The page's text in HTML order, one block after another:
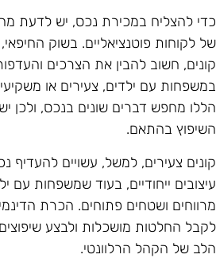
להצליח במכירת נכס, יש לדעת
לקוחות פוטנציאליים. בשוק
חשוב להבין את הצרכים
עם ילדים, צעירים או
מחפש דברים שונים בנכס, ולכן
בהתאם.
צעירים, למשל, עשויים להעדיף
ייחודיים, בעוד שמשפחות עם
ושטחים פתוחים. הכרת
החלטות מושכלות ולבצע
של הקהל הרלוונטי.